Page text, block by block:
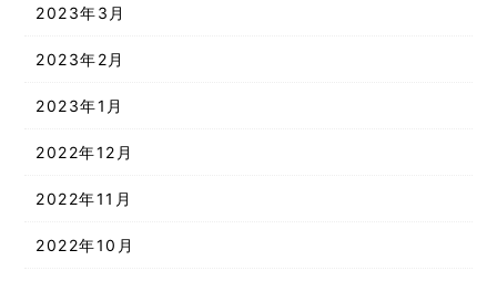
2023年3月
2023年2月
2023年1月
2022年12月
2022年11月
2022年10月